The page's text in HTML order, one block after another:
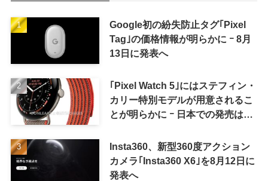
Google初の紛失防止タグ｢Pixel
Tag｣の価格情報が明らかに ｰ 8月
13日に発表へ
｢Pixel Watch 5｣にはステフィン・
カリー特別モデルが用意されるこ
とが明らかに ｰ 日本での発売は期
Insta360、新型360度アクション
カメラ｢Insta360 X6｣を8月12日に
発表へ